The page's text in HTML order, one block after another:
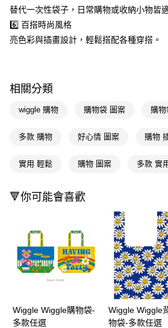
後付繳納相關費用。
※ 交易是否成功請以「AFTEE先享後付 」之結
是否繳費成功／繳費後需取消欲退款等相關疑問
客戶支援中心」https://
易，需依本服務之必要範圍內提供個人資料，並
２．關於個人資料處理事宜，請瀏覽以下網址：
３．未成年的使用者請事先徵得法定代理人或
「AFTEE先享後付」，若未經同意申辦者引起
４．使用「AFTEE先享後付」時，將依據個別
５．嚴禁一人註冊多個帳號或使用他人資訊註冊
付款後萊爾富取貨
每筆NT$65，滿NT$490(含以上)免運費
宅配(本島)
每筆NT$80，滿NT$290(含以上)免運費
替代一次性袋子，日常購物或收納小物皆
6️⃣ 百搭時尚風格
亮色彩與插畫設計，輕鬆搭配各種穿搭。
相關分類
wiggle 購物 購物袋 圖案 購
多款 購物 好心情 圖案 購物
實用 輕鬆 購物 圖案 多款 實
🔻你可能會喜歡
Wiggle Wiggle購物袋-
多款任選
Wiggle Wiggle
物袋-多款任選